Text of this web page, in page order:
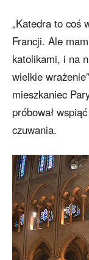
„Katedra to coś
Francji. Ale
katolikami, i na
wielkie
mieszkaniec
próbował
czuwania.